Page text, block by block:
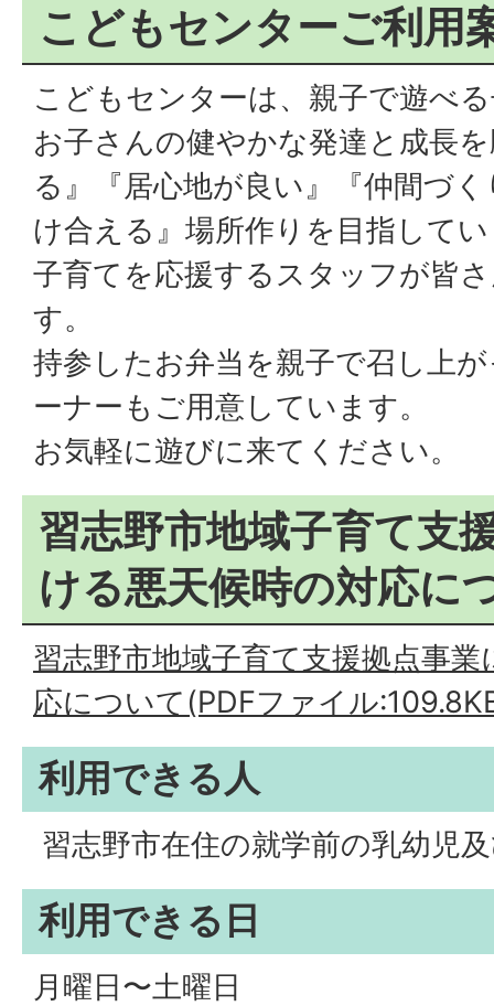
こどもセンターご利用
こどもセンターは、親子で遊べ
お子さんの健やかな発達と成長
る』『居心地が良い』『仲間づ
け合える』場所作りを目指して
子育てを応援するスタッフが皆
す。
持参したお弁当を親子で召し上
ーナーもご用意しています。
お気軽に遊びに来てください。
習志野市地域子育て支
ける悪天候時の対応に
習志野市地域子育て支援拠点事
応について(PDFファイル
利用できる人
習志野市在住の就学前の乳幼児
利用できる日
月曜日〜土曜日